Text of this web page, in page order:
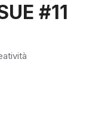
#11